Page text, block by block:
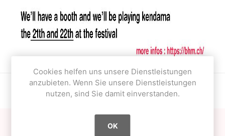
Cookies helfen uns unsere Dienstleistungen
anzubieten. Wenn Sie unsere Dienstleistungen
nutzen, sind Sie damit einverstanden.
OK